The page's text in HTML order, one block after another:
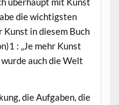
die wichtigsten
in diesem Buch
: „Je mehr Kunst
auch die Welt
die Aufgaben, die